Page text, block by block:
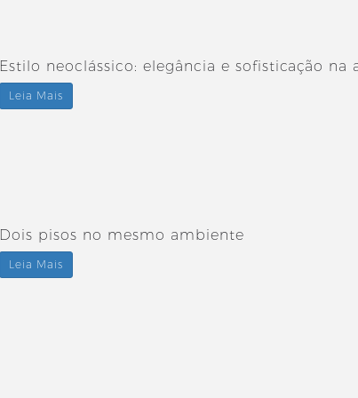
Estilo neoclássico: elegância e sofisticação na
Leia Mais
Dois pisos no mesmo ambiente
Leia Mais